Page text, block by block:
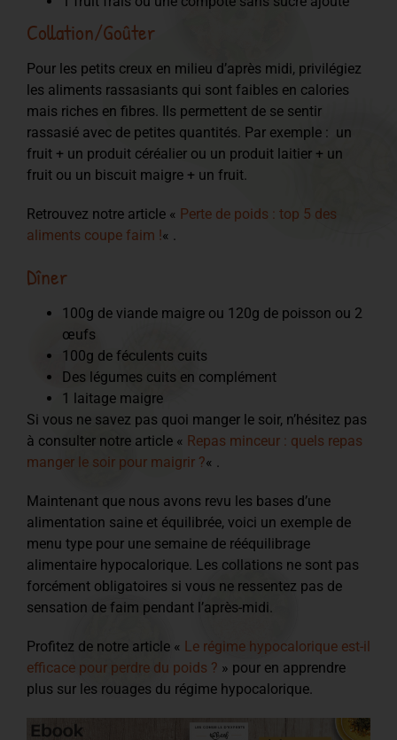
Collation/Goûter
Pour les petits creux en milieu d’après midi, privilégiez
les aliments rassasiants qui sont faibles en calories
mais riches en fibres. Ils permettent de se sentir
rassasié avec de petites quantités. Par exemple : un
fruit + un produit céréalier ou un produit laitier + un
fruit ou un biscuit maigre + un fruit.
Retrouvez notre article « Perte de poids : top 5 des
aliments coupe faim !« .
Dîner
100g de viande maigre ou 120g de poisson ou 2
œufs
100g de féculents cuits
Des légumes cuits en complément
1 laitage maigre
Si vous ne savez pas quoi manger le soir, n’hésitez pas
à consulter notre article « Repas minceur : quels repas
manger le soir pour maigrir ?« .
Maintenant que nous avons revu les bases d’une
alimentation saine et équilibrée, voici un exemple de
menu type pour une semaine de rééquilibrage
alimentaire hypocalorique. Les collations ne sont pas
forcément obligatoires si vous ne ressentez pas de
sensation de faim pendant l’après-midi.
Profitez de notre article « Le régime hypocalorique est-il
efficace pour perdre du poids ? » pour en apprendre
plus sur les rouages du régime hypocalorique.